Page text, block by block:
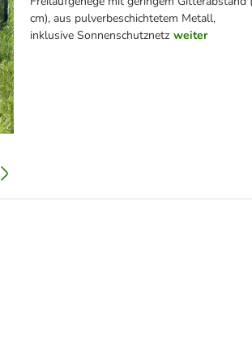
cm), aus pulverbeschichtetem Metall,
inklusive Sonnenschutznetz weiter